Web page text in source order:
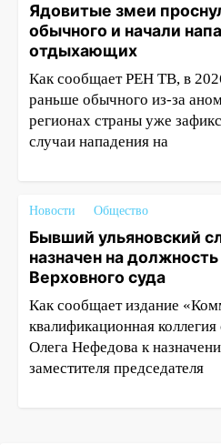
Ядовитые змеи
обычного и начали
отдыхающих
Как сообщает РЕН ТВ, в
раньше обычного из-за
регионах страны уже
случаи нападения на
Новости Общество
Бывший ульяновский
назначен на
Верховного суда
Как сообщает издание
квалификационная
Олега Нефедова к
заместителя председателя